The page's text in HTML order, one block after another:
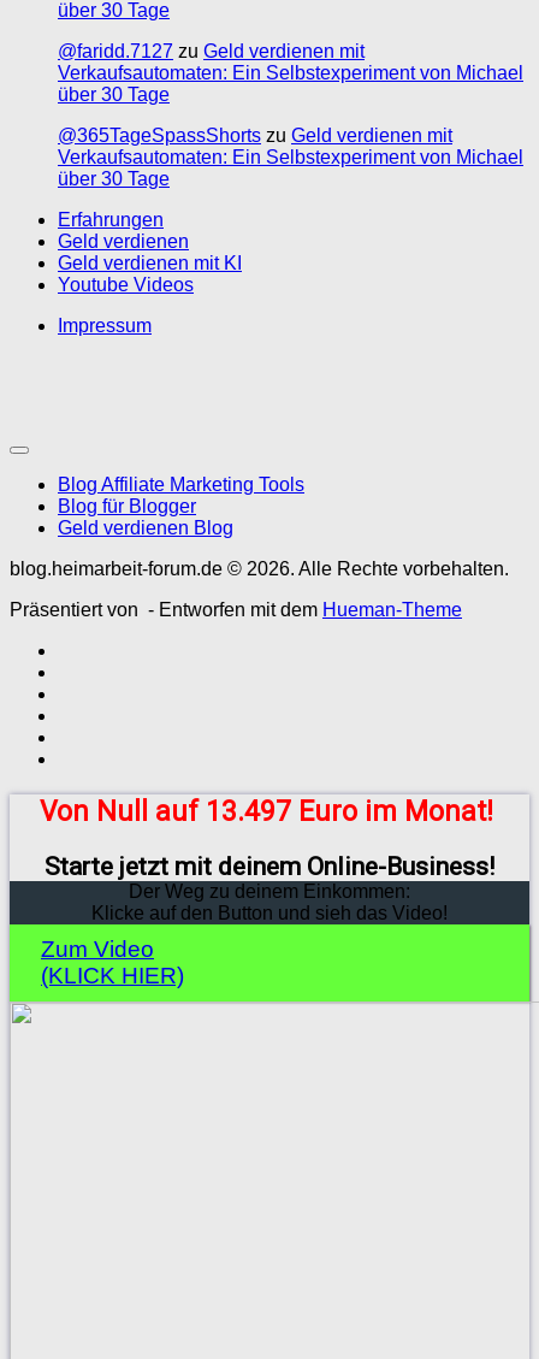
über 30 Tage
@faridd.7127 zu Geld verdienen mit
Verkaufsautomaten: Ein Selbstexperiment von Michael
über 30 Tage
@365TageSpassShorts zu Geld verdienen mit
Verkaufsautomaten: Ein Selbstexperiment von Michael
über 30 Tage
Erfahrungen
Geld verdienen
Geld verdienen mit KI
Youtube Videos
Impressum
Blog Affiliate Marketing Tools
Blog für Blogger
Geld verdienen Blog
blog.heimarbeit-forum.de © 2026. Alle Rechte vorbehalten.
Präsentiert von - Entworfen mit dem Hueman-Theme
Von Null auf 13.497 Euro im Monat!
Starte jetzt mit deinem Online-Business!
Der Weg zu deinem Einkommen:
Klicke auf den Button und sieh das Video!
Zum Video
(KLICK HIER)